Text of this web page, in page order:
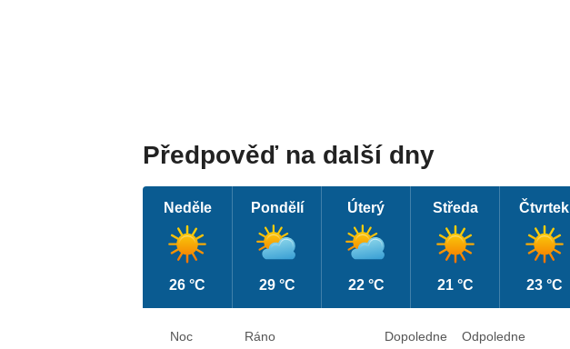
Předpověď na další dny
Neděle
26 °C
Pondělí
29 °C
Úterý
22 °C
Středa
21 °C
Čtvrtek
23 °C
Noc Ráno Dopoledne Odpoledne